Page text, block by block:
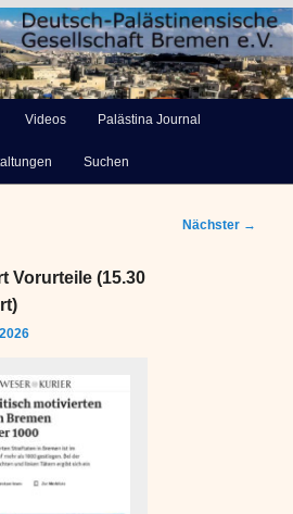
Videos Palästina Journal
Suchen
Nächster →
Vorurteile (15.30